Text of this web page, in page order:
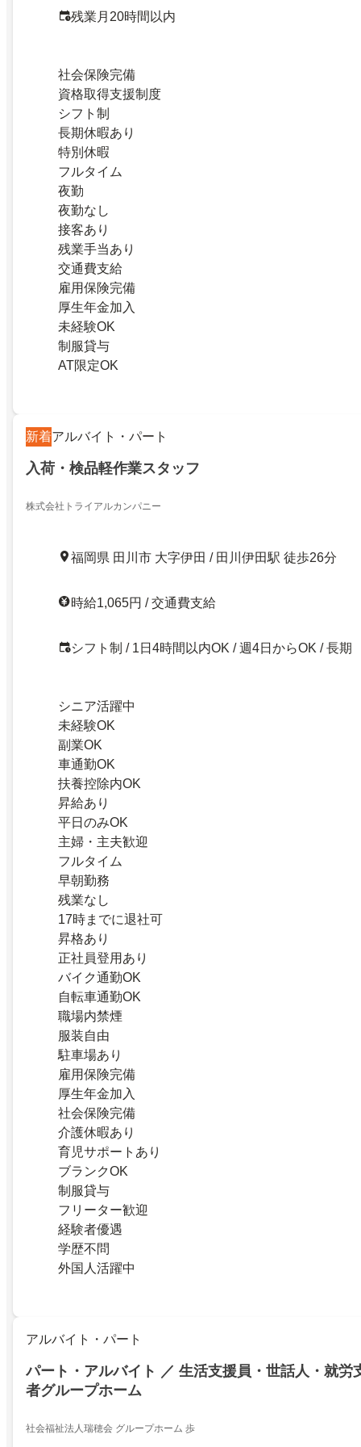
残業月20時間以内
社会保険完備
資格取得支援制度
シフト制
長期休暇あり
特別休暇
フルタイム
夜勤
夜勤なし
接客あり
残業手当あり
交通費支給
雇用保険完備
厚生年金加入
未経験OK
制服貸与
AT限定OK
新着アルバイト・パート
入荷・検品軽作業スタッフ
株式会社トライアルカンパニー
福岡県 田川市 大字伊田 / 田川伊田駅 徒歩26分
時給1,065円 / 交通費支給
シフト制 / 1日4時間以内OK / 週4日からOK / 長期
シニア活躍中
未経験OK
副業OK
車通勤OK
扶養控除内OK
昇給あり
平日のみOK
主婦・主夫歓迎
フルタイム
早朝勤務
残業なし
17時までに退社可
昇格あり
正社員登用あり
バイク通勤OK
自転車通勤OK
職場内禁煙
服装自由
駐車場あり
雇用保険完備
厚生年金加入
社会保険完備
介護休暇あり
育児サポートあり
ブランクOK
制服貸与
フリーター歓迎
経験者優遇
学歴不問
外国人活躍中
アルバイト・パート
パート・アルバイト ／ 生活支援員・世話人・就労
者グループホーム
社会福祉法人瑞穂会 グループホーム 歩